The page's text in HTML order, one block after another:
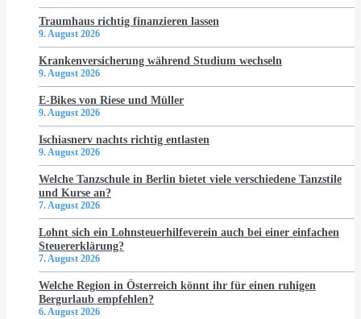
Traumhaus richtig finanzieren lassen
9. August 2026
Krankenversicherung während Studium wechseln
9. August 2026
E-Bikes von Riese und Müller
9. August 2026
Ischiasnerv nachts richtig entlasten
9. August 2026
Welche Tanzschule in Berlin bietet viele verschiedene Tanzstile
und Kurse an?
7. August 2026
Lohnt sich ein Lohnsteuerhilfeverein auch bei einer einfachen
Steuererklärung?
7. August 2026
Welche Region in Österreich könnt ihr für einen ruhigen
Bergurlaub empfehlen?
6. August 2026